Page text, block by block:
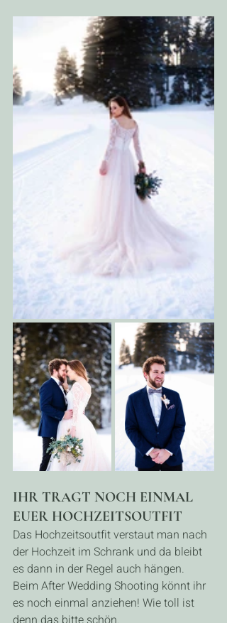
IHR TRAGT NOCH EINMAL
EUER HOCHZEITSOUTFIT
Das Hochzeitsoutfit verstaut man nach
der Hochzeit im Schrank und da bleibt
es dann in der Regel auch hängen.
Beim After Wedding Shooting könnt ihr
es noch einmal anziehen! Wie toll ist